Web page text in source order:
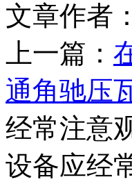
文章作
上一篇：
通角驰压
经常注意
设备应经